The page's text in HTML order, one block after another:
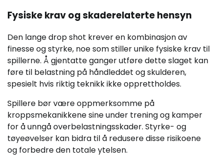
Fysiske krav og skaderelaterte hensyn
Den lange drop shot krever en kombinasjon av
finesse og styrke, noe som stiller unike fysiske krav til
spillerne. Å gjentatte ganger utføre dette slaget kan
føre til belastning på håndleddet og skulderen,
spesielt hvis riktig teknikk ikke opprettholdes.
Spillere bør være oppmerksomme på
kroppsmekanikkene sine under trening og kamper
for å unngå overbelastningsskader. Styrke- og
tøyeøvelser kan bidra til å redusere disse risikoene
og forbedre den totale ytelsen.